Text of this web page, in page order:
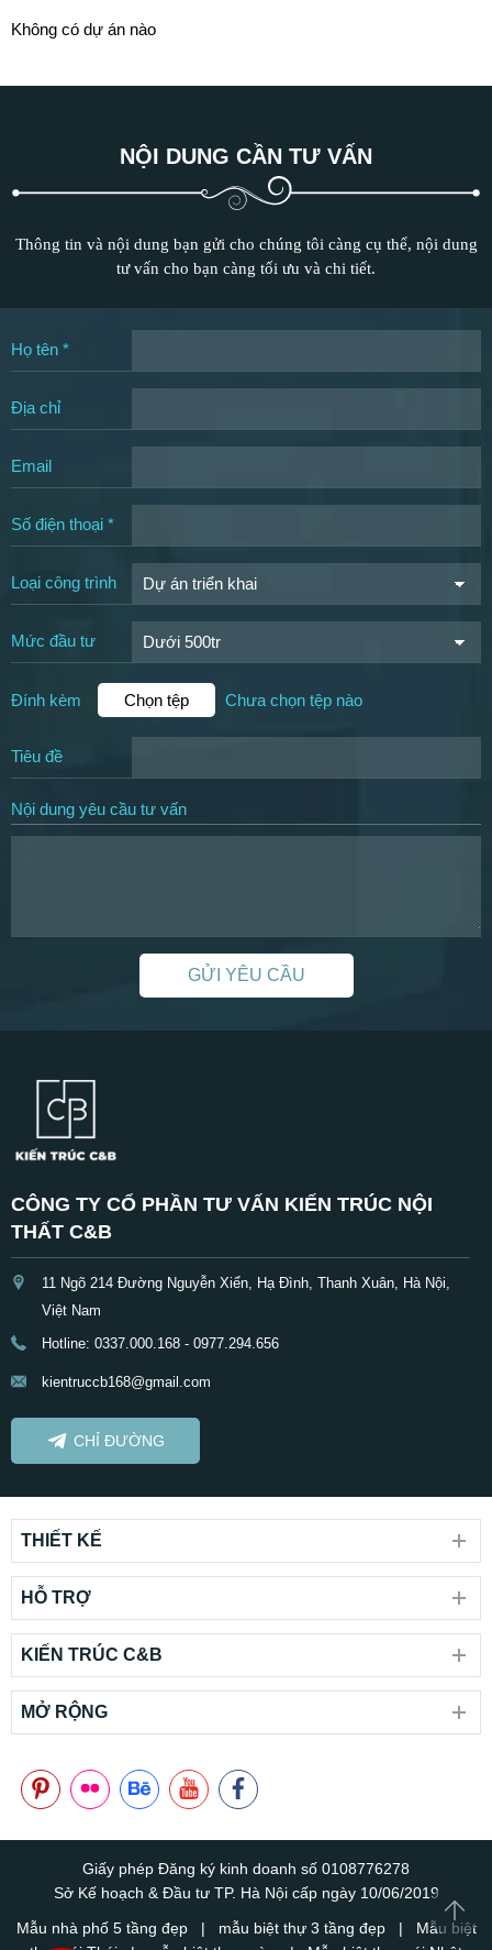
Không có dự án nào
NỘI DUNG CẦN TƯ VẤN
Thông tin và nội dung bạn gửi cho chúng tôi càng cụ thể, nội dung
tư vấn cho bạn càng tối ưu và chi tiết.
Họ tên *
Địa chỉ
Email
Số điện thoại *
Loại công trình
Mức đầu tư
Đính kèm Chọn tệp Chưa chọn tệp nào
Tiêu đề
Nội dung yêu cầu tư vấn
GỬI YÊU CẦU
CÔNG TY CỔ PHẦN TƯ VẤN KIẾN TRÚC NỘI
THẤT C&B
11 Ngõ 214 Đường Nguyễn Xiển, Hạ Đình, Thanh Xuân, Hà Nội,
Việt Nam
Hotline: 0337.000.168 - 0977.294.656
kientruccb168@gmail.com
CHỈ ĐƯỜNG
THIẾT KẾ
HỖ TRỢ
KIẾN TRÚC C&B
MỞ RỘNG
Giấy phép Đăng ký kinh doanh số 0108776278
Sở Kế hoạch & Đầu tư TP. Hà Nội cấp ngày 10/06/2019
Mẫu nhà phố 5 tầng đẹp| mẫu biệt thự 3 tầng đẹp| Mẫu biệt